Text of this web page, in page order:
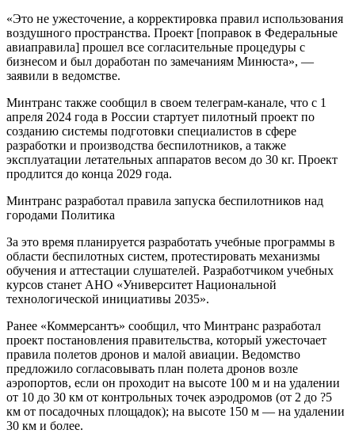
«Это не ужесточение, а корректировка правил использования
воздушного пространства. Проект [поправок в Федеральные
авиаправила] прошел все согласительные процедуры с
бизнесом и был доработан по замечаниям Минюста», —
заявили в ведомстве.
Минтранс также сообщил в своем телеграм-канале, что с 1
апреля 2024 года в России стартует пилотный проект по
созданию системы подготовки специалистов в сфере
разработки и производства беспилотников, а также
эксплуатации летательных аппаратов весом до 30 кг. Проект
продлится до конца 2029 года.
Минтранс разработал правила запуска беспилотников над
городами Политика
За это время планируется разработать учебные программы в
области беспилотных систем, протестировать механизмы
обучения и аттестации слушателей. Разработчиком учебных
курсов станет АНО «Университет Национальной
технологической инициативы 2035».
Ранее «Коммерсантъ» сообщил, что Минтранс разработал
проект постановления правительства, который ужесточает
правила полетов дронов и малой авиации. Ведомство
предложило согласовывать план полета дронов возле
аэропортов, если он проходит на высоте 100 м и на удалении
от 10 до 30 км от контрольных точек аэродромов (от 2 до ?5
км от посадочных площадок); на высоте 150 м — на удалении
30 км и более.